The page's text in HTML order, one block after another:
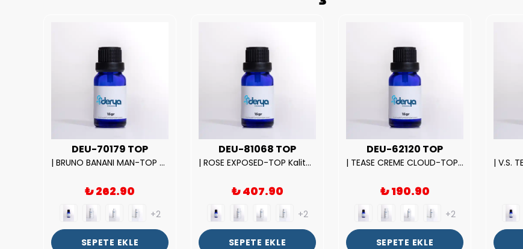
DEU-70179 TOP
| BRUNO BANANI MAN-TOP Kalite Erkek Parfüm Esansı.|
₺ 262.90
+2
SEPETE EKLE
DEU-81068 TOP
| ROSE EXPOSED-TOP Kalite Unısex Parfüm Esansı.|
₺ 407.90
+2
SEPETE EKLE
DEU-62120 TOP
| TEASE CREME CLOUD-TOP Kalite Kadın Parfüm Esansı.|
₺ 190.90
+2
SEPETE EKLE